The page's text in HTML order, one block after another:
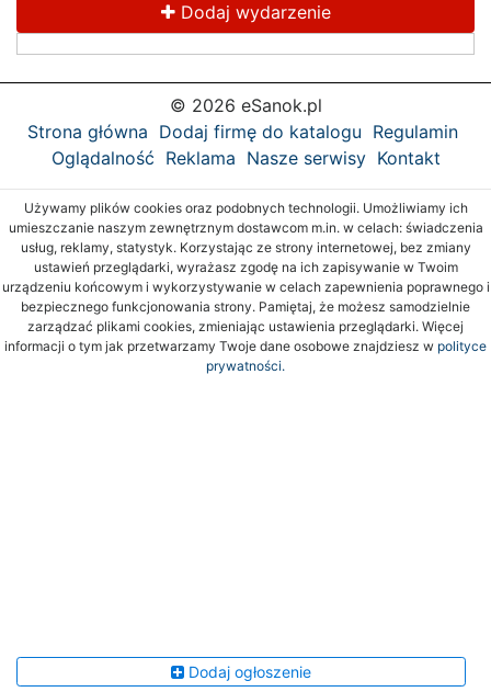
Dodaj wydarzenie
© 2026 eSanok.pl
Strona główna Dodaj firmę do katalogu Regulamin
Oglądalność Reklama Nasze serwisy Kontakt
Używamy plików cookies oraz podobnych technologii. Umożliwiamy ich
umieszczanie naszym zewnętrznym dostawcom m.in. w celach: świadczenia
usług, reklamy, statystyk. Korzystając ze strony internetowej, bez zmiany
ustawień przeglądarki, wyrażasz zgodę na ich zapisywanie w Twoim
urządzeniu końcowym i wykorzystywanie w celach zapewnienia poprawnego i
bezpiecznego funkcjonowania strony. Pamiętaj, że możesz samodzielnie
zarządzać plikami cookies, zmieniając ustawienia przeglądarki. Więcej
informacji o tym jak przetwarzamy Twoje dane osobowe znajdziesz w polityce
prywatności.
Dodaj ogłoszenie